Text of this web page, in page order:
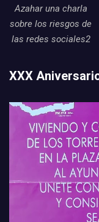
Azahar una charla
sobre los riesgos de
las redes sociales2
XXX